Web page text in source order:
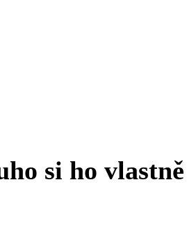
si ho vlastně